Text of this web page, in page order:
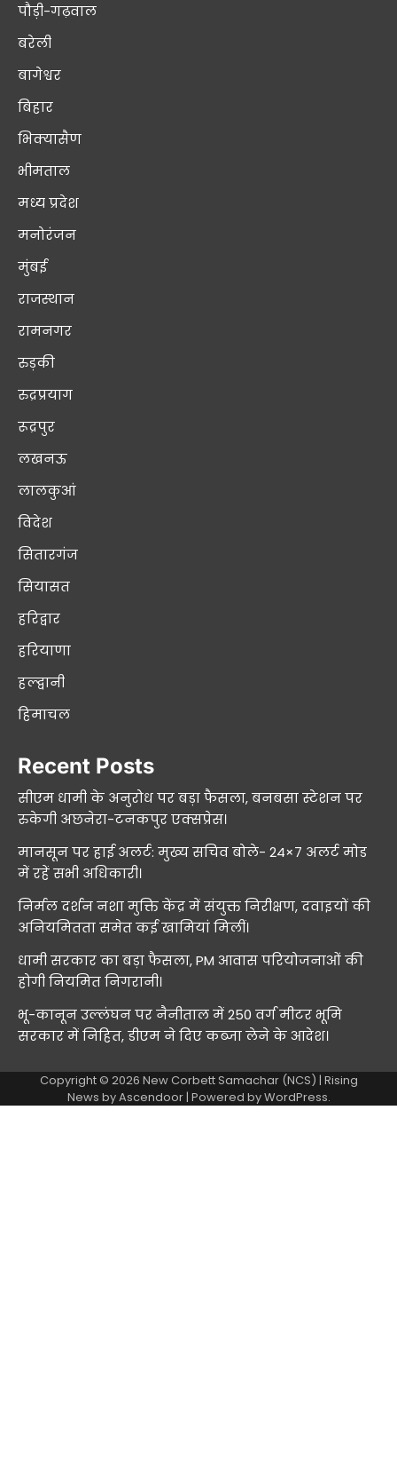
पौड़ी-गढ़वाल
बरेली
बागेश्वर
बिहार
भिक्यासैण
भीमताल
मध्य प्रदेश
मनोरंजन
मुंबई
राजस्थान
रामनगर
रुड़की
रुद्रप्रयाग
रूद्रपुर
लखनऊ
लालकुआं
विदेश
सितारगंज
सियासत
हरिद्वार
हरियाणा
हल्द्वानी
हिमाचल
Recent Posts
सीएम धामी के अनुरोध पर बड़ा फैसला, बनबसा स्टेशन पर
रुकेगी अछनेरा-टनकपुर एक्सप्रेस।
मानसून पर हाई अलर्ट: मुख्य सचिव बोले- 24×7 अलर्ट मोड
में रहें सभी अधिकारी।
निर्मल दर्शन नशा मुक्ति केंद्र में संयुक्त निरीक्षण, दवाइयों की
अनियमितता समेत कई खामियां मिलीं।
धामी सरकार का बड़ा फैसला, PM आवास परियोजनाओं की
होगी नियमित निगरानी।
भू-कानून उल्लंघन पर नैनीताल में 250 वर्ग मीटर भूमि
सरकार में निहित, डीएम ने दिए कब्जा लेने के आदेश।
Copyright © 2026 New Corbett Samachar (NCS) | Rising
News byAscendoor| Powered byWordPress.